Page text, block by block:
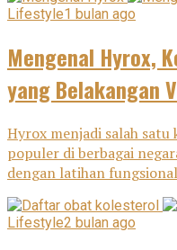
Lifestyle1 bulan ago
Mengenal Hyrox,
yang Belakangan
Hyrox menjadi salah
populer di berbagai
dengan latihan
Lifestyle2 bulan ago